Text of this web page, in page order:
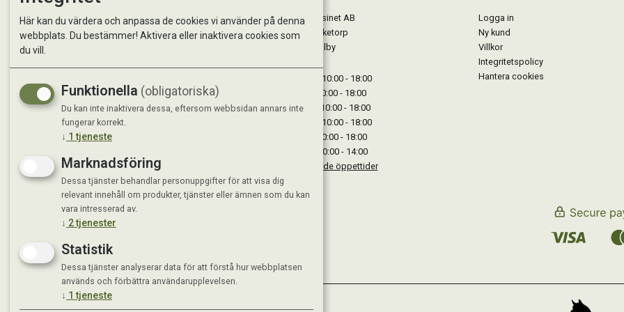
Kontakta oss
Om oss
StallMagasinet AB
Västra Lärketorp
59595 Mjölby
Måndag : 10:00 - 18:00
Tisdag : 10:00 - 18:00
Onsdag : 10:00 - 18:00
Torsdag : 10:00 - 18:00
Fredag : 10:00 - 18:00
Lördag : 10:00 - 14:00
Se avvikande öppettider
Logga in
Ny kund
Villkor
Integritetspolicy
Hantera cookies
Här kan du värdera och anpassa de cookies vi använder på denna
webbplats. Du bestämmer! Aktivera eller inaktivera cookies som
du vill.
Funktionella (obligatoriska)
Du kan inte inaktivera dessa, eftersom webbsidan annars inte
fungerar korrekt.
↓ 1 tjeneste
Marknadsföring
Dessa tjänster behandlar personuppgifter för att visa dig
relevant innehåll om produkter, tjänster eller ämnen som du kan
vara intresserad av.
↓ 2tjenester
Statistik
Dessa tjänster analyserar data för att förstå hur webbplatsen
används och förbättra användarupplevelsen.
↓ 1 tjeneste